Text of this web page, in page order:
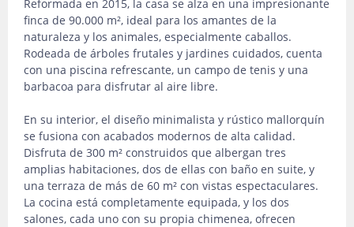
Reformada en 2015, la casa se alza en una impresionante
finca de 90.000 m², ideal para los amantes de la
naturaleza y los animales, especialmente caballos.
Rodeada de árboles frutales y jardines cuidados, cuenta
con una piscina refrescante, un campo de tenis y una
barbacoa para disfrutar al aire libre.
En su interior, el diseño minimalista y rústico mallorquín
se fusiona con acabados modernos de alta calidad.
Disfruta de 300 m² construidos que albergan tres
amplias habitaciones, dos de ellas con baño en suite, y
una terraza de más de 60 m² con vistas espectaculares.
La cocina está completamente equipada, y los dos
salones, cada uno con su propia chimenea, ofrecen